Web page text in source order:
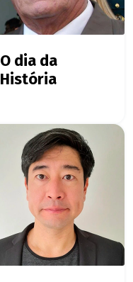
O dia da
História